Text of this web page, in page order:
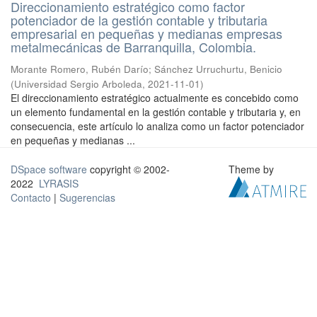
Direccionamiento estratégico como factor
potenciador de la gestión contable y tributaria
empresarial en pequeñas y medianas empresas
metalmecánicas de Barranquilla, Colombia.
Morante Romero, Rubén Darío; Sánchez Urruchurtu, Benicio
(Universidad Sergio Arboleda, 2021-11-01)
El direccionamiento estratégico actualmente es concebido como
un elemento fundamental en la gestión contable y tributaria y, en
consecuencia, este artículo lo analiza como un factor potenciador
en pequeñas y medianas ...
DSpace software copyright © 2002-
2022 LYRASIS
Contacto | Sugerencias
Theme by